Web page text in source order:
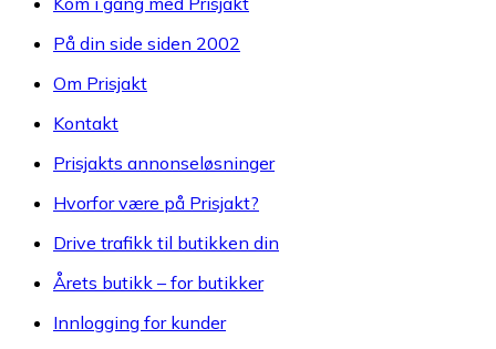
På din side siden 2002
Om Prisjakt
Kontakt
Prisjakts annonseløsninger
Hvorfor være på Prisjakt?
Drive trafikk til butikken din
Årets butikk – for butikker
Innlogging for kunder